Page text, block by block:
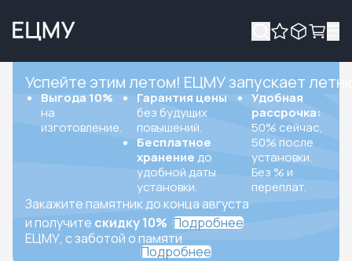
Успейте этим летом! ЕЦМУ запускает
Выгода 10%
на
изготовление.
Гарантия цены
без будущих
повышений.
Бесплатное
хранение до
удобной даты
установки.
Удобная
рассрочка:
50% сейчас,
50% после
установки.
Без % и
переплат.
Закажите памятник до конца августа
и получите скидку 10% Подробнее
ЕЦМУ, с заботой о памяти
Подробнее